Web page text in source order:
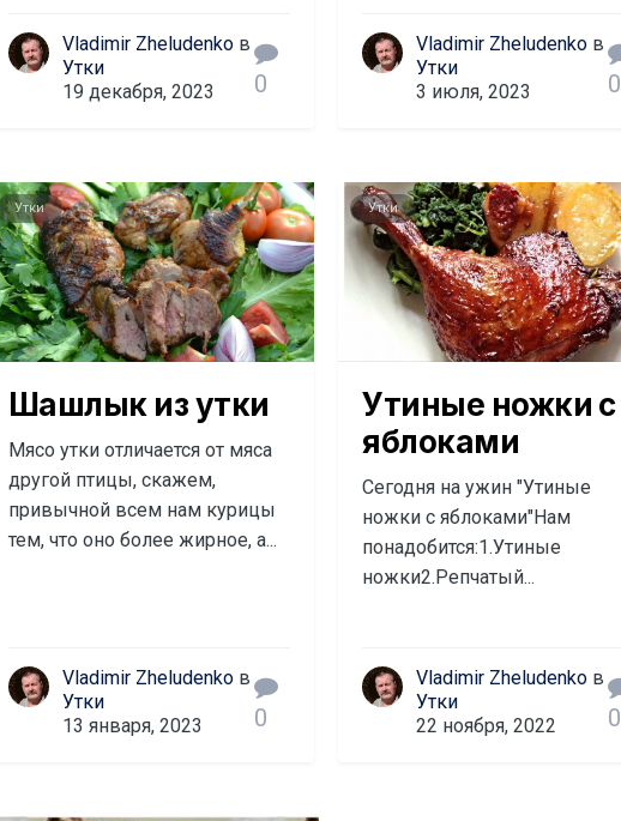
Vladimir Zheludenkoв
Утки
19 декабря, 2023
0
Vladimir Zheludenko в
Утки
3 июля, 2023
0
Утки
Шашлык из утки
Мясо утки отличается от мяса
другой птицы, скажем,
привычной всем нам курицы
тем, что оно более жирное, а...
Vladimir Zheludenkoв
Утки
13 января, 2023
0
Утки
Утиные ножки с
яблоками
Сегодня на ужин "Утиные
ножки с яблоками"Нам
понадобится:1.Утиные
ножки2.Репчатый...
Vladimir Zheludenko в
Утки
22 ноября, 2022
0